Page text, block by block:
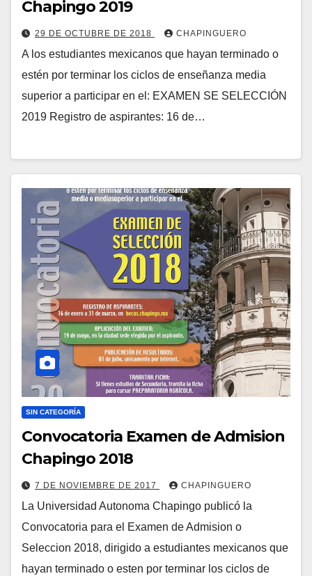
Chapingo 2019
29 DE OCTUBRE DE 2018 CHAPINGUERO
A los estudiantes mexicanos que hayan terminado o
estén por terminar los ciclos de enseñanza media
superior a participar en el: EXAMEN SE SELECCIÓN
2019 Registro de aspirantes: 16 de…
SIN CATEGORÍA
Convocatoria Examen de Admision
Chapingo 2018
7 DE NOVIEMBRE DE 2017 CHAPINGUERO
La Universidad Autonoma Chapingo publicó la
Convocatoria para el Examen de Admision o
Seleccion 2018, dirigido a estudiantes mexicanos que
hayan terminado o esten por terminar los ciclos de